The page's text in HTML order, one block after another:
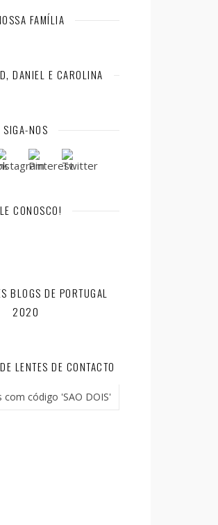
FAMÍLIA
DANIEL E CAROLINA
SIGA-NOS
CONOSCO!
BLOGS DE PORTUGAL
2020
LENTES DE CONTACTO
código 'SAO DOIS'